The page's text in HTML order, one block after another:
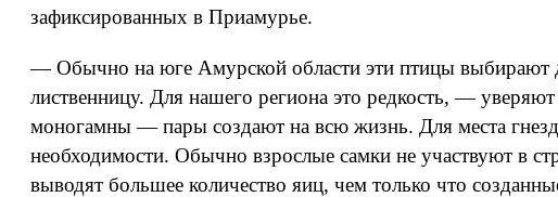
зафиксированных в Приамурье.
— Обычно на юге Амурской области эти птицы выбирают
лиственницу. Для нашего региона это редкость, —
моногамны — пары создают на всю жизнь. Для места
необходимости. Обычно взрослые самки не участвуют в
выводят большее количество яиц, чем только что